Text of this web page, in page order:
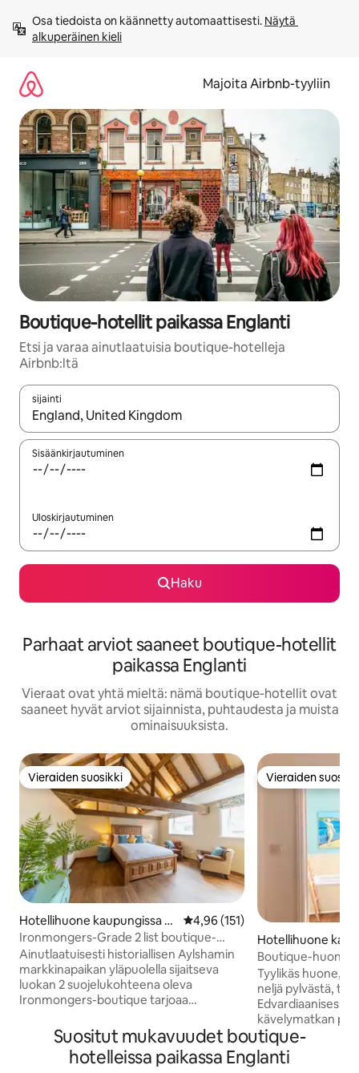
sisältö
väliin
Osa tiedoista on käännetty automaattisesti. Näytä
alkuperäinen kieli
Majoita Airbnb-tyyliin
Boutique-hotellit paikassa Englanti
Etsi ja varaa ainutlaatuisia boutique-hotelleja
Airbnb:ltä
sijainti
Kun tulokset ovat saatavilla, navigoi ylös- ja alas-
Sisäänkirjautuminen
Uloskirjautuminen
Haku
Parhaat arviot saaneet boutique-hotellit
paikassa Englanti
Vieraat ovat yhtä mieltä: nämä boutique-hotellit ovat
saaneet hyvät arviot sijainnista, puhtaudesta ja muista
ominaisuuksista.
Vieraiden suosikki
Vieraiden suosikki
Hotellihuone kaupungissa A
ylsham
Keskimääräinen arvio 4,96/5,
4,96 (151)
Ironmongers-Grade 2 list boutique-
Confectioners
Ainutlaatuisesti historiallisen Aylshamin
markkinapaikan yläpuolella sijaitseva
luokan 2 suojelukohteena oleva
Ironmongers-boutique tarjoaa
rauhasta vilkkaan kaupungin sydämessä.
Tulet ihastumaan tämän viehättävän
majapaikan tyylikkääseen sisustukseen.
Vieraiden
Vieraiden
Hotellihuone
orset
Boutique-huone,
Kävelymatka
Tyylikäs huone,
neljä pylvästä,
Edvardiaanisessa
kävelymatkan
kaupungista ja
pariskunnille,
rannikkolomaa,
Suositut mukavuudet boutique-
hotelleissa paikassa Englanti